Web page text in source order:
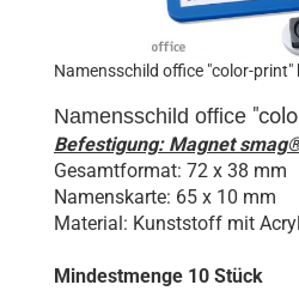
Namensschild office "color-print"
Namensschild office
Befestigung: Magnet
Gesamtformat: 72 x 38 mm
Namenskarte: 65 x 10 mm
Material: Kunststoff mit
Mindestmenge 10 Stück